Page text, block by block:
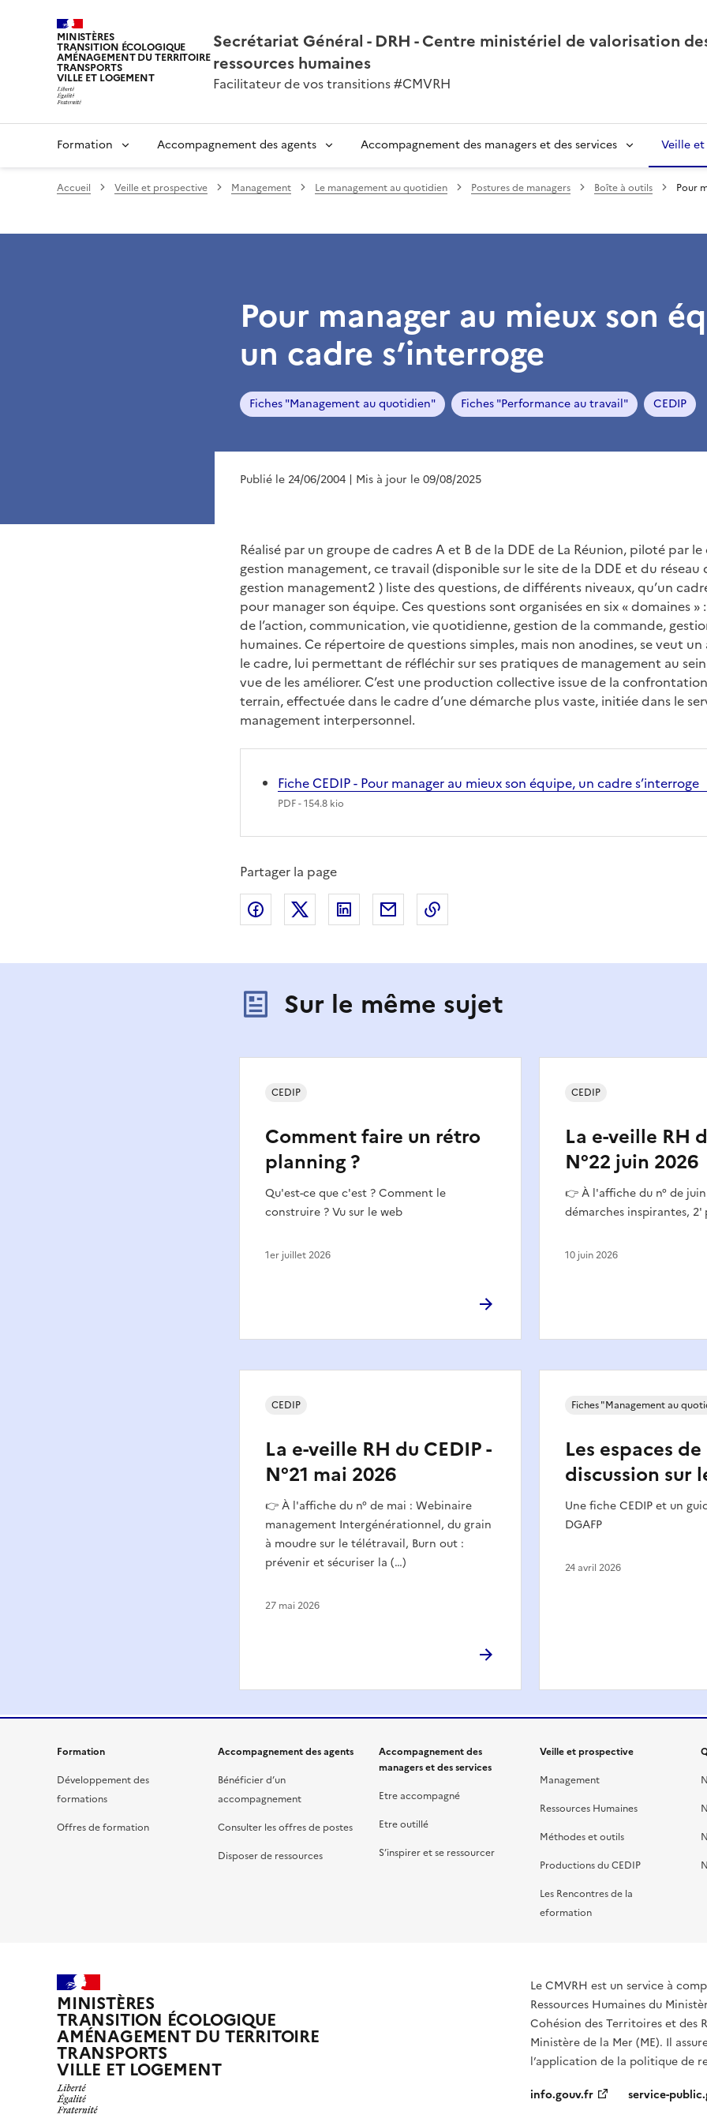
MINISTÈRES
TRANSITION ÉCOLOGIQUE
AMÉNAGEMENT DU TERRITOIRE
TRANSPORTS
VILLE ET LOGEMENT
Secrétariat Général - DRH - Centre ministériel de valorisation
ressources humaines
Facilitateur de vos transitions #CMVRH
Formation Accompagnement des agents Accompagnement des managers et des services Veille
Accueil Veille et prospective Management Le management au quotidien Postures de managers Boîte à outils Pour
Pour manager au mieux son
un cadre s’interroge
Fiches "Management au quotidien" Fiches "Performance au travail" CEDIP
Publié le 24/06/2004 | Mis à jour le 09/08/2025
Réalisé par un groupe de cadres A et B de la DDE de La Réunion, piloté par
gestion management, ce travail (disponible sur le site de la DDE et du réseau
gestion management2 ) liste des questions, de différents niveaux, qu’un
pour manager son équipe. Ces questions sont organisées en six « domaines »
de l’action, communication, vie quotidienne, gestion de la commande,
humaines. Ce répertoire de questions simples, mais non anodines, se veut
le cadre, lui permettant de réfléchir sur ses pratiques de management au
vue de les améliorer. C’est une production collective issue de la
terrain, effectuée dans le cadre d’une démarche plus vaste, initiée dans le
management interpersonnel.
Fiche CEDIP - Pour manager au mieux son équipe, un cadre s’interroge
PDF- 154.8 kio
Partager la page
Partager sur Facebook
Partager sur XPartager sur LinkedIn
Partager par email
Sur le même sujet
Comment faire un rétro
planning ?
Qu'est-ce que c'est ? Comment le
construire ? Vu sur le web
CEDIP
1er juillet 2026
La e-veille RH
N°22 juin 2026
👉 À l'affiche du n° de
démarches inspirantes, 2'
CEDIP
10 juin 2026
La e-veille RH du CEDIP -
N°21 mai 2026
👉 À l'affiche du n° de mai : Webinaire
management Intergénérationnel, du grain
à moudre sur le télétravail, Burn out :
prévenir et sécuriser la (…)
CEDIP
27 mai 2026
Les espaces de
discussion sur
Une fiche CEDIP et un
DGAFP
Fiches "Management au
24 avril 2026
Formation
Développement des
formations
Offres de formation
Accompagnement des agents
Bénéficier d’un
accompagnement
Consulter les offres de postes
Disposer de ressources
Accompagnement des
managers et des services
Etre accompagné
Etre outillé
S’inspirer et se ressourcer
Veille et prospective
Management
Ressources Humaines
Méthodes et outils
Productions du CEDIP
Les Rencontres de la
eformation
MINISTÈRES
TRANSITION ÉCOLOGIQUE
AMÉNAGEMENT DU TERRITOIRE
TRANSPORTS
VILLE ET LOGEMENT
Le CMVRH est un service à
Ressources Humaines du
Cohésion des Territoires et des
Ministère de la Mer (ME). Il
l’application de la politique de
info.gouv.fr
service-